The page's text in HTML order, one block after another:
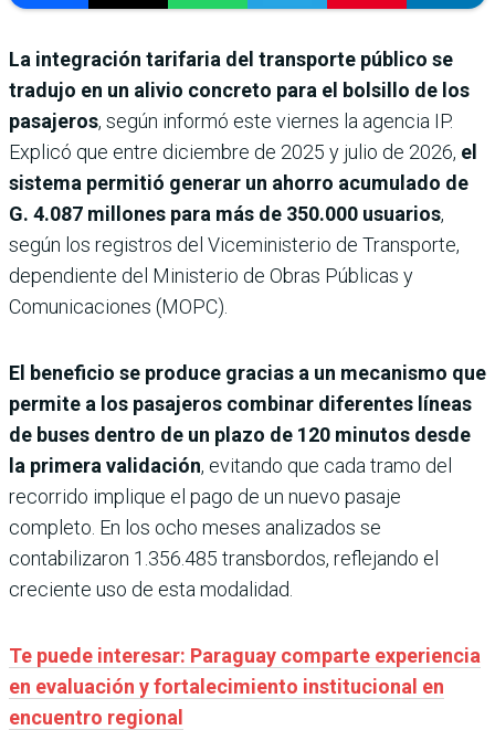
La integración tarifaria del transporte público se
tradujo en un alivio concreto para el bolsillo de los
pasajeros, según informó este viernes la agencia IP.
Explicó que entre diciembre de 2025 y julio de 2026, el
sistema permitió generar un ahorro acumulado de
G. 4.087 millones para más de 350.000 usuarios,
según los registros del Viceministerio de Transporte,
dependiente del Ministerio de Obras Públicas y
Comunicaciones (MOPC).
El beneficio se produce gracias a un mecanismo que
permite a los pasajeros combinar diferentes líneas
de buses dentro de un plazo de 120 minutos desde
la primera validación, evitando que cada tramo del
recorrido implique el pago de un nuevo pasaje
completo. En los ocho meses analizados se
contabilizaron 1.356.485 transbordos, reflejando el
creciente uso de esta modalidad.
Te puede interesar: Paraguay comparte experiencia
en evaluación y fortalecimiento institucional en
encuentro regional